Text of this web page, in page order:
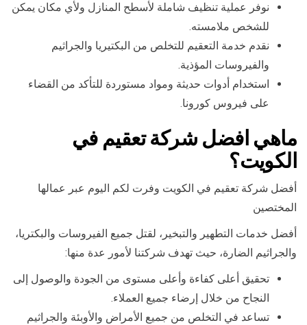
نوفر عملية تنظيف شاملة لأسطح المنازل ولأي مكان يمكن
للشخص ملامسته.
نقدم خدمة التعقيم للتخلص من البكتيريا والجراثيم
والفيروسات المؤذية.
استخدام أدوات حديثة ومواد مستوردة للتأكد من القضاء
على فيروس كورونا.
ماهي افضل شركة تعقيم في
الكويت؟
أفضل شركة تعقيم في الكويت وفرت لكم اليوم عبر عمالها
المختصين
أفضل خدمات التطهير والتبخير، لقتل جميع الفيروسات والبكتريا،
والجراثيم الضارة، حيث تهدف شركتنا لأمور عدة منها:
تحقيق أعلى كفاءة وأعلى مستوى من الجودة والوصول إلى
النجاح من خلال إرضاء جميع العملاء.
تساعد في التخلص من جميع الأمراض والأوبئة والجراثيم